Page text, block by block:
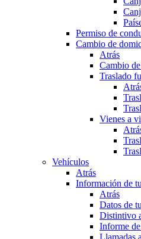
Permiso de
Cambio de
Atrás
Cambio
Traslado
Vienes a
Vehículos
Atrás
Información de
Atrás
Datos de
Distintivo
Informe